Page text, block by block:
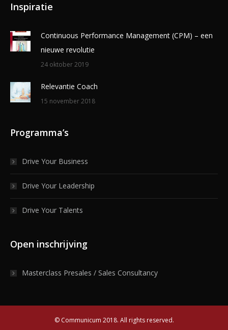
Inspiratie
Continuous Performance Management (CPM) – een
nieuwe revolutie
24 oktober 2019
Relevantie Coach
15 november 2018
Programma’s
Drive Your Business
Drive Your Leadership
Drive Your Talents
Open inschrijving
Masterclass Presales / Sales Consultancy
© Communicum 2018. All rights reserved.